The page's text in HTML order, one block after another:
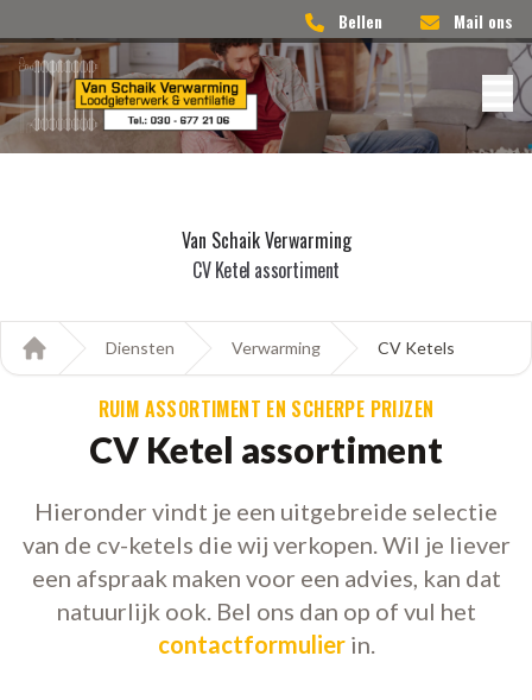
Bellen Mail ons
Van Schaik Verwarming
CV Ketel assortiment
Home
Diensten Verwarming CV Ketels
RUIM ASSORTIMENT EN SCHERPE PRIJZEN
CV Ketel assortiment
Hieronder vindt je een uitgebreide selectie
van de cv-ketels die wij verkopen. Wil je liever
een afspraak maken voor een advies, kan dat
natuurlijk ook. Bel ons dan op of vul het
contactformulierin.